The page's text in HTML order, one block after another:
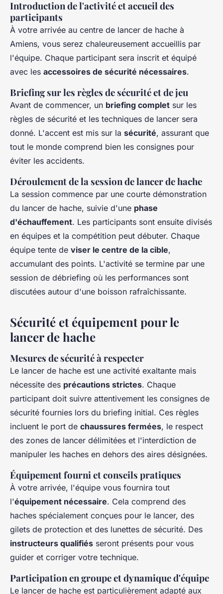
Introduction de l'activité et accueil des
participants
À votre arrivée au centre de lancer de hache à
Amiens, vous serez chaleureusement accueillis par
l'équipe. Chaque participant sera inscrit et équipé
avec les accessoires de sécurité nécessaires.
Briefing sur les règles de sécurité et de jeu
Avant de commencer, un briefing complet sur les
règles de sécurité et les techniques de lancer sera
donné. L'accent est mis sur la sécurité, assurant que
tout le monde comprend bien les consignes pour
éviter les accidents.
Déroulement de la session de lancer de hache
La session commence par une courte démonstration
du lancer de hache, suivie d'une phase
d'échauffement. Les participants sont ensuite divisés
en équipes et la compétition peut débuter. Chaque
équipe tente de viser le centre de la cible,
accumulant des points. L'activité se termine par une
session de débriefing où les performances sont
discutées autour d'une boisson rafraîchissante.
Sécurité et équipement pour le
lancer de hache
Mesures de sécurité à respecter
Le lancer de hache est une activité exaltante mais
nécessite des précautions strictes. Chaque
participant doit suivre attentivement les consignes de
sécurité fournies lors du briefing initial. Ces règles
incluent le port de chaussures fermées, le respect
des zones de lancer délimitées et l'interdiction de
manipuler les haches en dehors des aires désignées.
Équipement fourni et conseils pratiques
À votre arrivée, l'équipe vous fournira tout
l'équipement nécessaire. Cela comprend des
haches spécialement conçues pour le lancer, des
gilets de protection et des lunettes de sécurité. Des
instructeurs qualifiés seront présents pour vous
guider et corriger votre technique.
Participation en groupe et dynamique d'équipe
Le lancer de hache est particulièrement adapté aux